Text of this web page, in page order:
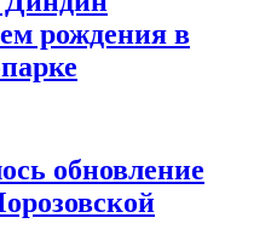
рождения в
обновление